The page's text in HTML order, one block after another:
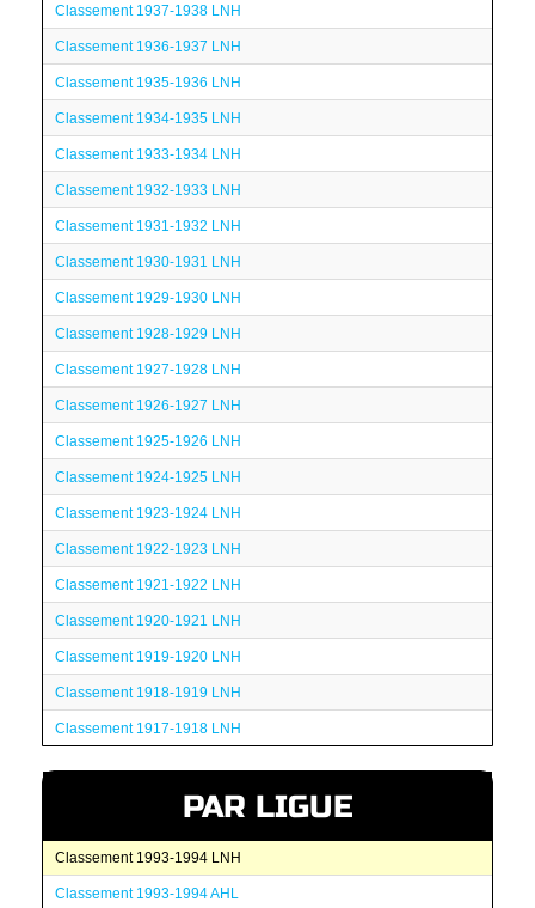
Classement 1937-1938 LNH
Classement 1936-1937 LNH
Classement 1935-1936 LNH
Classement 1934-1935 LNH
Classement 1933-1934 LNH
Classement 1932-1933 LNH
Classement 1931-1932 LNH
Classement 1930-1931 LNH
Classement 1929-1930 LNH
Classement 1928-1929 LNH
Classement 1927-1928 LNH
Classement 1926-1927 LNH
Classement 1925-1926 LNH
Classement 1924-1925 LNH
Classement 1923-1924 LNH
Classement 1922-1923 LNH
Classement 1921-1922 LNH
Classement 1920-1921 LNH
Classement 1919-1920 LNH
Classement 1918-1919 LNH
Classement 1917-1918 LNH
PAR LIGUE
Classement 1993-1994 LNH
Classement 1993-1994 AHL